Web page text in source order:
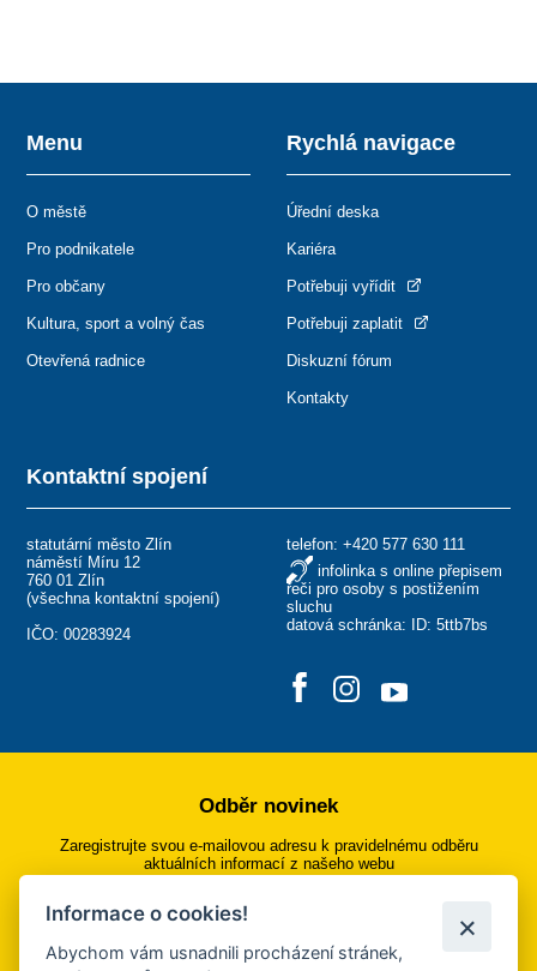
Kontaktní spojení
statutární město Zlín
náměstí Míru 12
760 01 Zlín
(všechna kontaktní spojení)
IČO: 00283924
telefon: +420 577 630 111
infolinka s online přepisem
řeči pro osoby s postižením
sluchu
datová schránka: ID: 5ttb7bs
Menu
O městě
Pro podnikatele
Pro občany
Kultura, sport a volný čas
Otevřená radnice
Rychlá navigace
Úřední deska
Kariéra
Potřebuji vyřídit
Potřebuji zaplatit
Diskuzní fórum
Kontakty
Odběr novinek
Zaregistrujte svou e-mailovou adresu k pravidelnému odběru
aktuálních informací z našeho webu
Přihlásit se k odběru
Informace o cookies!
Abychom vám usnadnili procházení stránek,